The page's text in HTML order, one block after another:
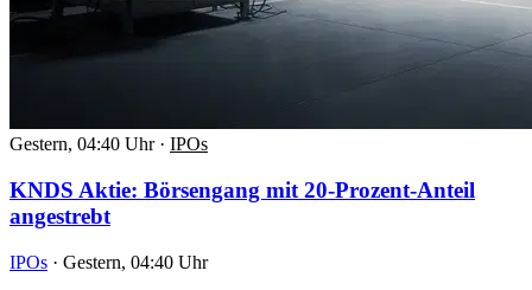
Gestern, 04:40 Uhr · IPOs
KNDS Aktie: Börsengang mit 20-Prozent-Anteil
angestrebt
IPOs · Gestern, 04:40 Uhr